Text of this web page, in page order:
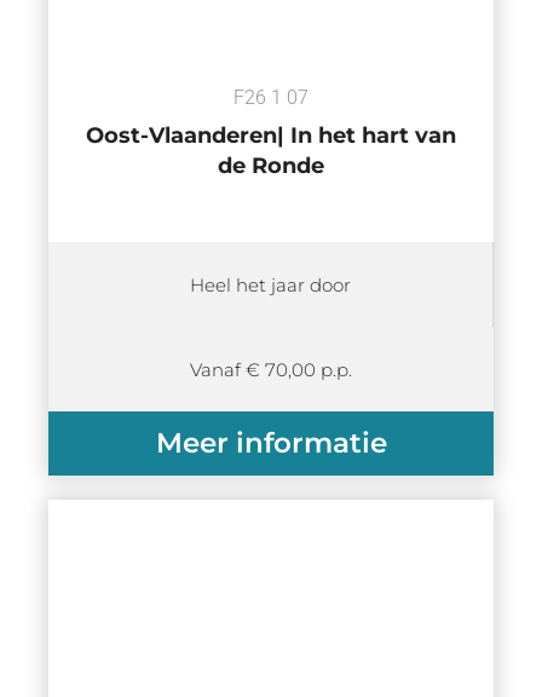
F26 1 07
Oost-Vlaanderen| In het hart van
de Ronde
Heel het jaar door
Vanaf € 70,00 p.p.
Meer informatie